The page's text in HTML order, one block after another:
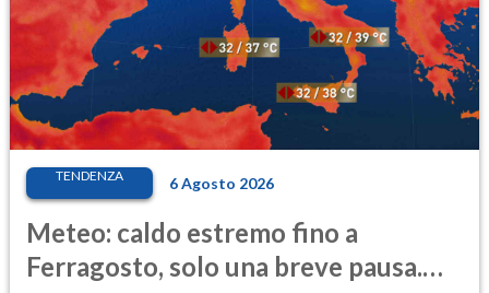
TENDENZA 6 Agosto 2026
Meteo: caldo estremo fino a
Ferragosto, solo una breve pausa.